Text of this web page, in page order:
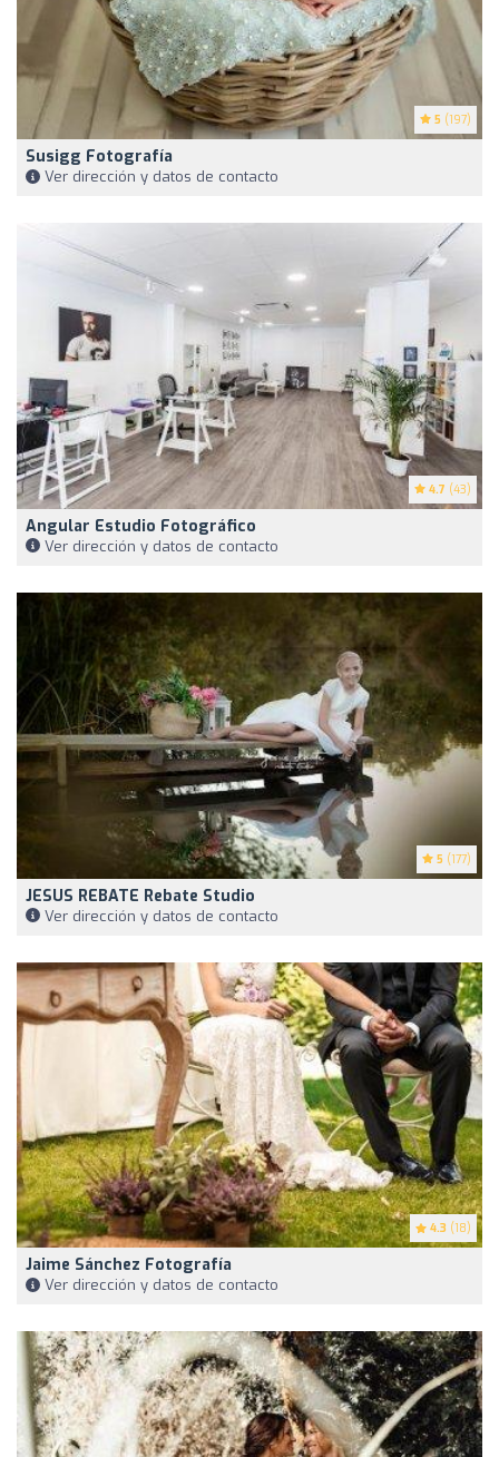
5 (197)
Susigg Fotografía
Ver dirección y datos de contacto
4.7 (43)
Angular Estudio Fotográfico
Ver dirección y datos de contacto
5 (177)
JESUS REBATE Rebate Studio
Ver dirección y datos de contacto
4.3 (18)
Jaime Sánchez Fotografía
Ver dirección y datos de contacto